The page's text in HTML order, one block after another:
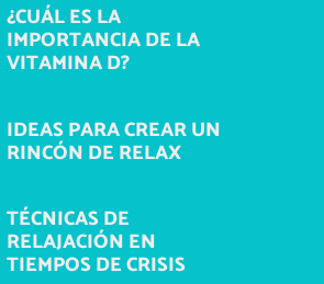
¿CUÁL ES LA
IMPORTANCIA DE LA
VITAMINA D?
IDEAS PARA CREAR UN
RINCÓN DE RELAX
TÉCNICAS DE
RELAJACIÓN EN
TIEMPOS DE CRISIS